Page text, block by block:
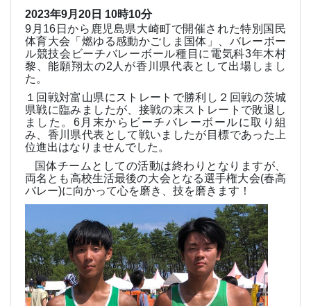
2023年9月20日 10時10分
9 月 16 日から鹿児島県大崎町で開催された特別国民
体育大会「燃ゆる感動かごしま国体」、バレーボー
ル競技会ビーチバレーボール種目に電気科3年木村
黎、能願翔太の2 人が香川県代表として出場しまし
た。
１回戦対富山県にストレートで勝利し２回戦の茨城
県戦に臨みましたが、接戦の末ストレートで敗退し
ました。 6月末からビーチバレーボールに取り組
み、香川県代表として戦いましたが目標であった上
位進出はなりませんでした。
国体チームとしての活動は終わりとなりますが、
両名とも高校生活最後の大会となる選手権大会(春高
バレー)に向かって心を磨き、技を磨きます！